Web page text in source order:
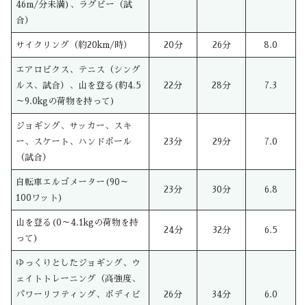
46m/分未満)、ラグビー（試
合）
サイクリング（約20km/時） 20分 26分 8.0
エアロビクス、テニス（シング
ルス、試合）、山を登る(約4.5
～9.0kgの荷物を持って)
22分 28分 7.3
ジョギング、サッカー、スキ
ー、スケート、ハンドボール
（試合）
23分 29分 7.0
自転車エルゴメーター(90～
100ワット)
23分 30分 6.8
山を登る(0～4.1kgの荷物を持
って)
24分 32分 6.5
ゆっくりとしたジョギング、ウ
ェイトトレーニング（高強度、
パワーリフティング、ボディビ
26分 34分 6.0